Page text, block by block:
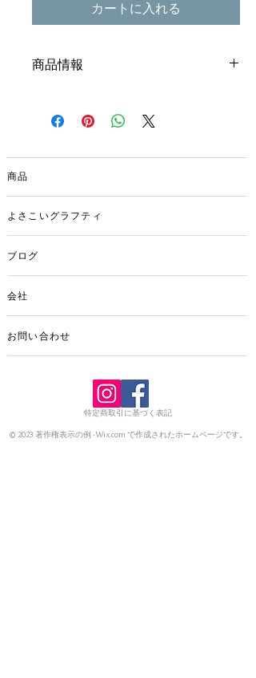
カートに入れる
商品情報
素材 土佐ひのき
片面バチ/両面バチ
た、工作の時間に作って、運動会でよさ
※ご注文をいただてからの制作となりま
すので、発送の準備には4日ほどお時間を
商品
よさこいグラフティ
ブログ
会社
お問い合わせ
特定商取引に基づく表記
© 2023 著作権表示の例 -Wix.com で作成されたホームページです。